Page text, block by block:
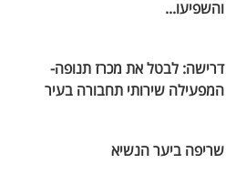
והשפיעו...
דרישה: לבטל את מכרז תנופה-
המפעילה שירותי תחבורה בעיר
שריפה ביער הנשיא